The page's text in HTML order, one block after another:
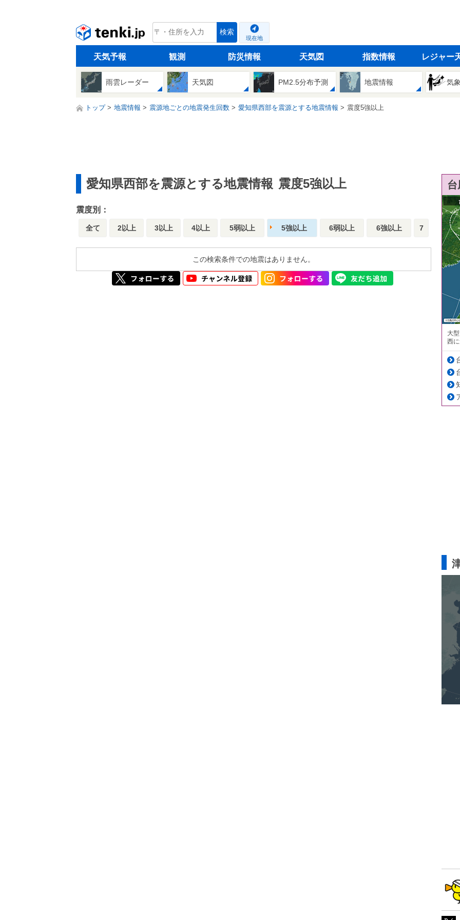
tenki.jp 検索
現在地
天気予報 観測 防災情報 天気図 指数情報 レジャー
雨雲レーダー 天気図 PM2.5分布予測 地震情報 気
トップ 地震情報 震源地ごとの地震発生回数 愛知県西部を震源とする地震情報 震度5強以上
愛知県西部を震源とする地震情報 震度5強以上
震度別：
全て 2以上 3以上 4以上 5弱以上 5強以上 6弱以上 6強以上 7
この検索条件での地震はありません。
大
西